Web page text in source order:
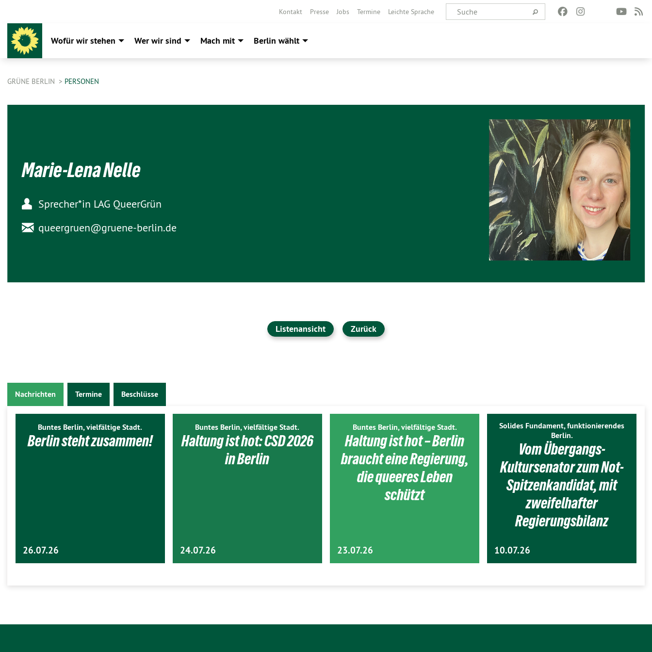
Kontakt Presse Jobs Termine Leichte Sprache
Wofür wir stehen Wer wir sind Mach mit Berlin wählt
GRÜNE BERLIN PERSONEN
Marie-Lena Nelle
Sprecher*in LAG QueerGrün
queergruen@gruene-berlin.de
Listenansicht Zurück
Nachrichten Termine Beschlüsse
Buntes Berlin, vielfältige Stadt.
Berlin steht zusammen!
26.07.26
Buntes Berlin, vielfältige Stadt.
Haltung ist hot: CSD 2026
in Berlin
24.07.26
Buntes Berlin, vielfältige Stadt.
Haltung ist hot – Berlin
braucht eine Regierung,
die queeres Leben
schützt
23.07.26
Solides Fundament, funktionierendes
Berlin.
Vom Übergangs-
Kultursenator zum Not-
Spitzenkandidat, mit
zweifelhafter
Regierungsbilanz
10.07.26